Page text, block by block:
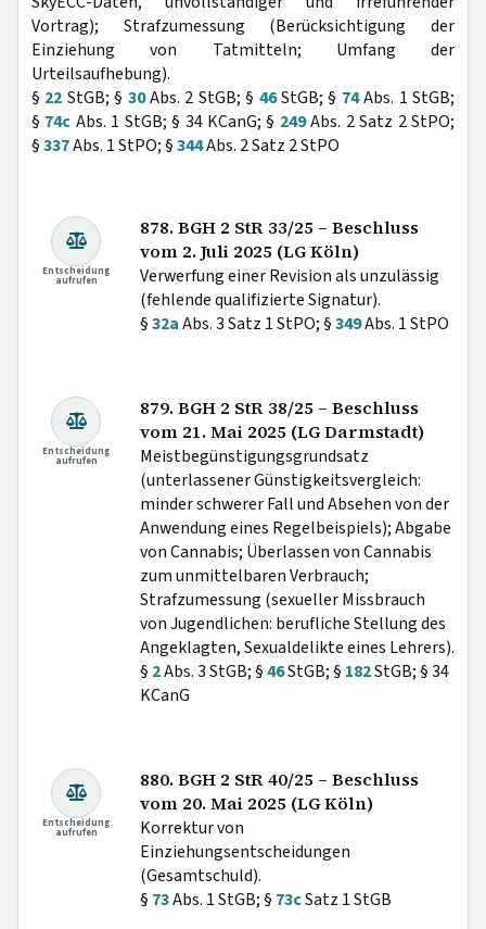
Vortrag); Strafzumessung (Berücksichtigung der
Einziehung von Tatmitteln; Umfang der
Urteilsaufhebung).
§ 22 StGB; § 30Abs. 2 StGB; § 46StGB; § 74Abs. 1 StGB;
§ 74c Abs. 1 StGB; § 34 KCanG; § 249Abs. 2 Satz 2 StPO;
§337Abs. 1 StPO; §344Abs. 2 Satz 2 StPO
Entscheidung
aufrufen
878. BGH 2 StR 33/25 – Beschluss
vom 2. Juli 2025 (LG Köln)
Verwerfung einer Revision als unzulässig
(fehlende qualifizierte Signatur).
§32aAbs. 3 Satz 1 StPO; §349Abs. 1 StPO
Entscheidung
aufrufen
879. BGH 2 StR 38/25 – Beschluss
vom 21. Mai 2025 (LG Darmstadt)
Meistbegünstigungsgrundsatz
(unterlassener Günstigkeitsvergleich:
minder schwerer Fall und Absehen von der
Anwendung eines Regelbeispiels); Abgabe
von Cannabis; Überlassen von Cannabis
zum unmittelbaren Verbrauch;
Strafzumessung (sexueller Missbrauch
von Jugendlichen: berufliche Stellung des
Angeklagten, Sexualdelikte eines Lehrers).
§ 2Abs. 3 StGB; §46StGB; § 182StGB; § 34
KCanG
Entscheidung
aufrufen
880. BGH 2 StR 40/25 – Beschluss
vom 20. Mai 2025 (LG Köln)
Korrektur von
Einziehungsentscheidungen
(Gesamtschuld).
§ 73Abs. 1 StGB; § 73cSatz 1 StGB